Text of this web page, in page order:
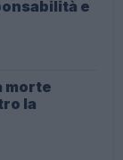
e
morte
la